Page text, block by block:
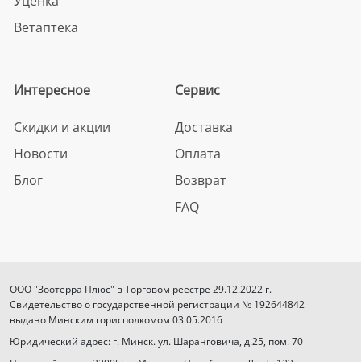
Ветаптека
Интересное
Скидки и акции
Новости
Блог
Сервис
Доставка
Оплата
Возврат
FAQ
ООО "Зоотерра Плюс" в Торговом реестре 29.12.2022 г.
Свидетельство о государственной регистрации № 192644842
выдано Минским горисполкомом 03.05.2016 г.
Юридический адрес: г. Минск. ул. Шаранговича, д.25, пом. 70